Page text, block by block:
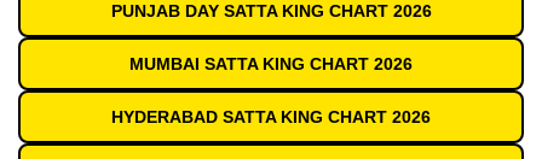
PUNJAB DAY SATTA KING CHART 2026
MUMBAI SATTA KING CHART 2026
HYDERABAD SATTA KING CHART 2026